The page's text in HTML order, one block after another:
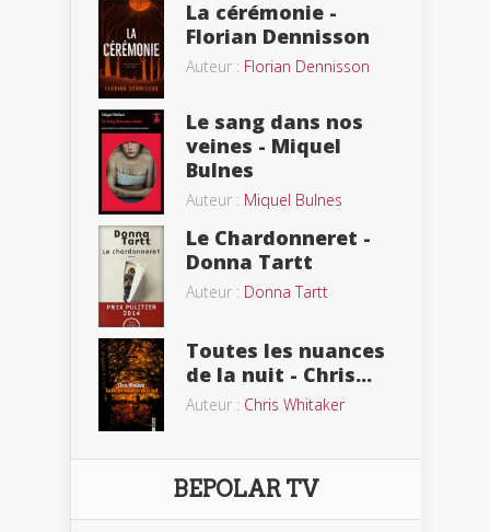
La cérémonie -
Florian Dennisson
Auteur : Florian Dennisson
Le sang dans nos
veines - Miquel
Bulnes
Auteur : Miquel Bulnes
Le Chardonneret -
Donna Tartt
Auteur : Donna Tartt
Toutes les nuances
de la nuit - Chris...
Auteur : Chris Whitaker
BEPOLAR TV